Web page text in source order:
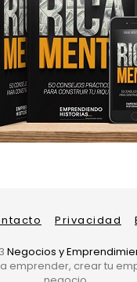
Privacidad
Negocios y
emprender, crear tu